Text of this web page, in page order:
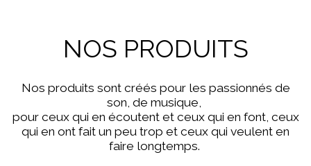
NOS PRODUITS
Nos produits sont créés pour les passionnés de
son, de musique,
pour ceux qui en écoutent et ceux qui en font, ceux
qui en ont fait un peu trop et ceux qui veulent en
faire longtemps.